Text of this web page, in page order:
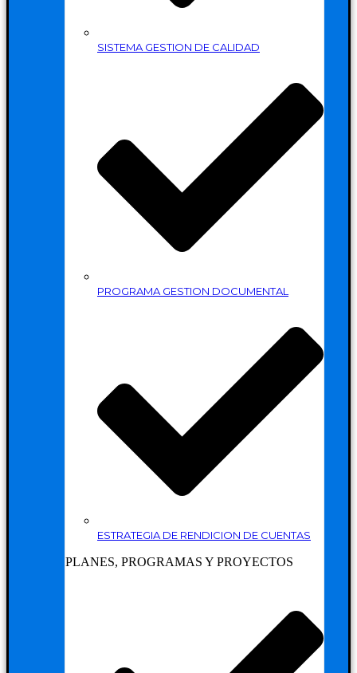
SISTEMA GESTION DE CALIDAD
PROGRAMA GESTION DOCUMENTAL
ESTRATEGIA DE RENDICION DE CUENTAS
PLANES, PROGRAMAS Y PROYECTOS